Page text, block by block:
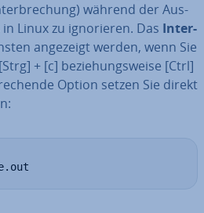
während der Aus­
Linux zu igno­rie­ren. Das In­ter­
angezeigt werden, wenn Sie
+ [c] be­zie­hungs­wei­se [Ctrl]
Option setzen Sie direkt